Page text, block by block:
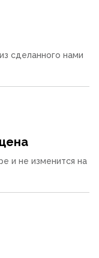
сделанного нами
и не изменится на